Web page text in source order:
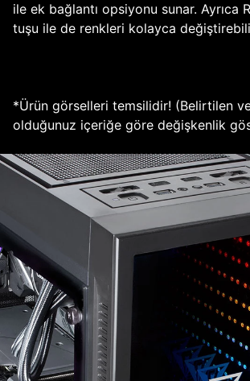
ile ek bağlantı opsiyonu sunar. Ayrıca
tuşu ile de renkleri kolayca
*Ürün görselleri temsilidir! (Belirtilen
olduğunuz içeriğe göre değişkenlik